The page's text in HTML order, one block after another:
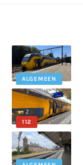
ALGEMEEN
112